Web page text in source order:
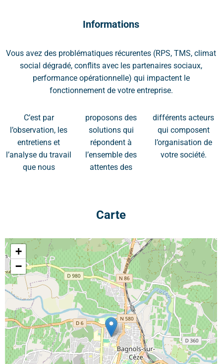
Informations
Vous avez des problématiques récurentes (RPS, TMS, climat
social dégradé, conflits avec les partenaires sociaux,
performance opérationnelle) qui impactent le
fonctionnement de votre entreprise.
C’est par
l’observation, les
entretiens et
l’analyse du travail
que nous
proposons des
solutions qui
répondent à
l’ensemble des
attentes des
différents acteurs
qui composent
l’organisation de
votre société.
Carte
+
−